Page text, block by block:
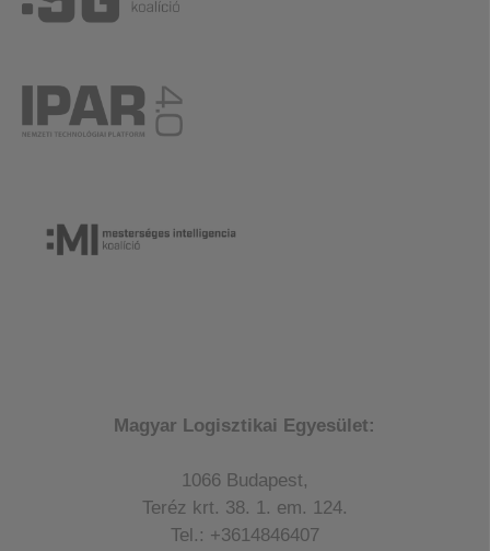
Magyar Logisztikai Egyesület:
1066 Budapest,
Teréz krt. 38. 1. em. 124.
Tel.: +3614846407